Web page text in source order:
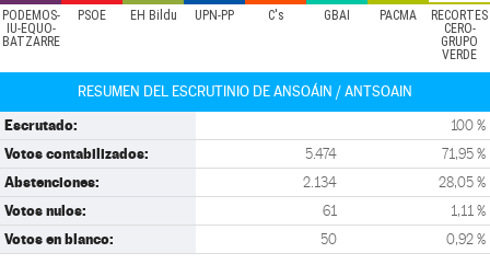
PODEMOS-
IU-EQUO-
BATZARRE
PSOE EH Bildu UPN-PP C's GBAI PACMA
RECORTES
CERO-
GRUPO
VERDE
RESUMEN DEL ESCRUTINIO DE ANSOÁIN / ANTSOAIN
Escrutado: 100 %
Votos contabilizados: 5.474 71,95 %
Abstenciones: 2.134 28,05 %
Votos nulos: 61 1,11 %
Votos en blanco: 50 0,92 %